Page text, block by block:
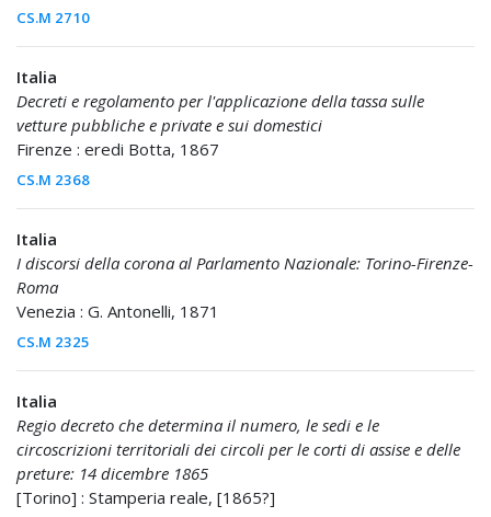
CS.M 2710
Italia
Decreti e regolamento per l'applicazione della tassa sulle
vetture pubbliche e private e sui domestici
Firenze : eredi Botta, 1867
CS.M 2368
Italia
I discorsi della corona al Parlamento Nazionale: Torino-Firenze-
Roma
Venezia : G. Antonelli, 1871
CS.M 2325
Italia
Regio decreto che determina il numero, le sedi e le
circoscrizioni territoriali dei circoli per le corti di assise e delle
preture: 14 dicembre 1865
[Torino] : Stamperia reale, [1865?]